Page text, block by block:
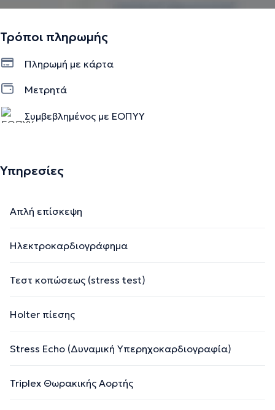
Τρόποι πληρωμής
Πληρωμή με κάρτα
Μετρητά
Συμβεβλημένος με ΕΟΠΥΥ
Υπηρεσίες
Απλή επίσκεψη
Ηλεκτροκαρδιογράφημα
Τεστ κοπώσεως (stress test)
Holter πίεσης
Stress Echo (Δυναμική Υπερηχοκαρδιογραφία)
Triplex Θωρακικής Αορτής